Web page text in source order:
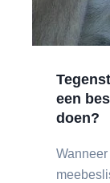
een
doen?